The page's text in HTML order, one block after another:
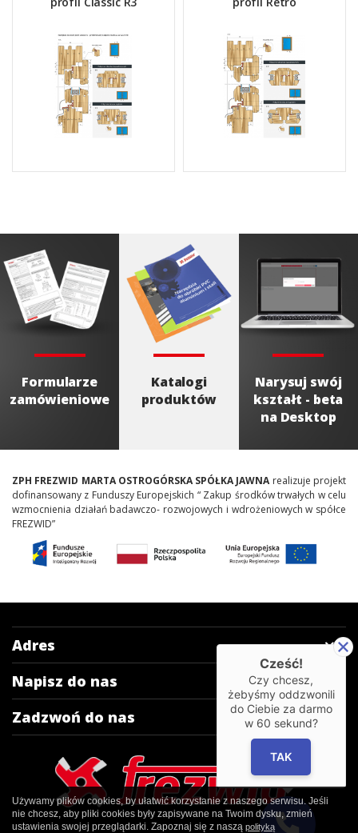
Formularze
zamówieniowe
Katalogi
produktów
Narysuj swój
kształt - beta
na Desktop
ZPH FREZWID MARTA OSTROGÓRSKA SPÓŁKA JAWNArealizuje projekt
dofinansowany z Funduszy Europejskich “ Zakup środków trwałych w celu
wzmocnienia działań badawczo- rozwojowych i wdrożeniowych w spółce
FREZWID”
Adres
Napisz do nas
Zadzwoń do nas
Używamy plików cookies, by ułatwić korzystanie z naszego serwisu. Jeśli
nie chcesz, aby pliki cookies były zapisywane na Twoim dysku, zmień
ustawienia swojej przeglądarki. Zapoznaj się z naszą polityką
Cześć!
Czy chcesz,
żebyśmy oddzwonili
do Ciebie za darmo
w 60 sekund?
TAK